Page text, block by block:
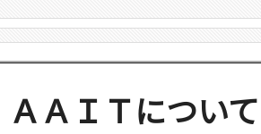
ＡＡＩＴについて